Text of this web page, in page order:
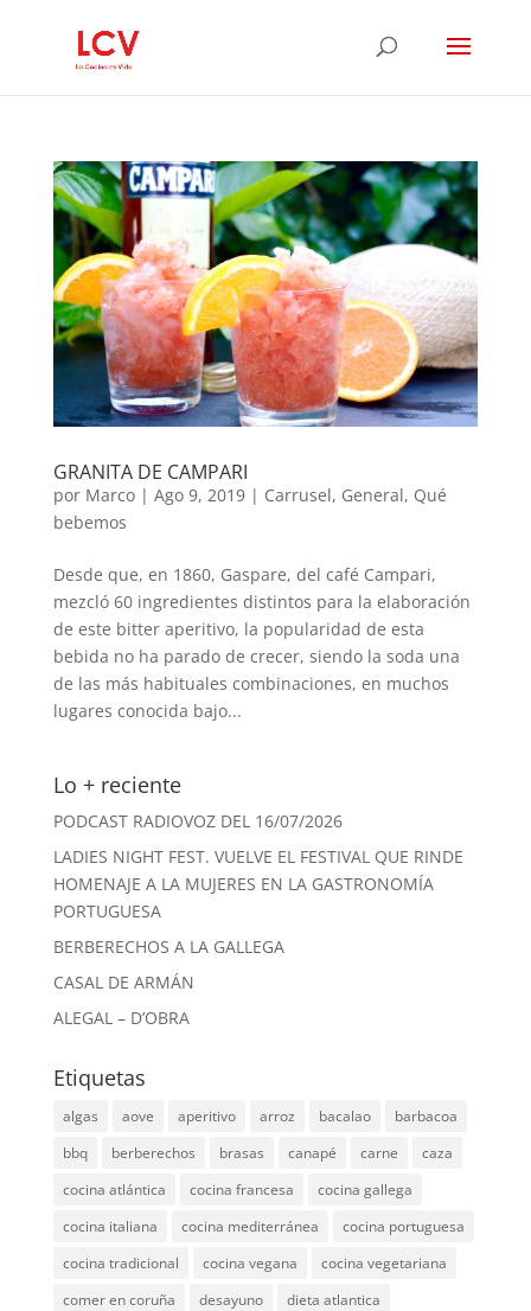
GRANITA DE CAMPARI
por Marco| Ago 9, 2019| Carrusel, General, Qué
bebemos
Desde que, en 1860, Gaspare, del café Campari,
mezcló 60 ingredientes distintos para la elaboración
de este bitter aperitivo, la popularidad de esta
bebida no ha parado de crecer, siendo la soda una
de las más habituales combinaciones, en muchos
lugares conocida bajo...
Lo + reciente
PODCAST RADIOVOZ DEL 16/07/2026
LADIES NIGHT FEST. VUELVE EL FESTIVAL QUE RINDE
HOMENAJE A LA MUJERES EN LA GASTRONOMÍA
PORTUGUESA
BERBERECHOS A LA GALLEGA
CASAL DE ARMÁN
ALEGAL – D’OBRA
Etiquetas
algas aove aperitivo arroz bacalao
barbacoa
bbq
berberechos brasas canapé carne
caza
cocina atlántica
cocina francesa
cocina gallega
cocina italiana
cocina mediterránea
cocina portuguesa
cocina tradicional
cocina vegana
cocina vegetariana
comer en coruña
desayuno
dieta atlantica